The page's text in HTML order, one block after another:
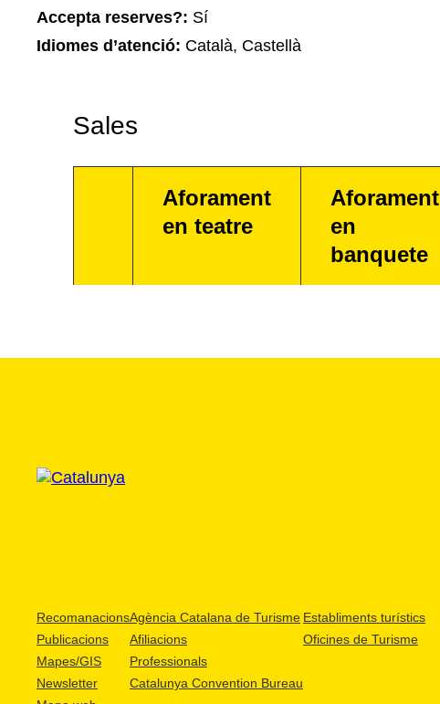
Accepta reserves?: Sí
Idiomes d’atenció: Català, Castellà
Sales
Aforament
en teatre
Aforament
en
banquete
Recomanacions
Publicacions
Mapes/GIS
Newsletter
Agència Catalana de Turisme
Afiliacions
Professionals
Catalunya Convention Bureau
Establiments turístics
Oficines de Turisme